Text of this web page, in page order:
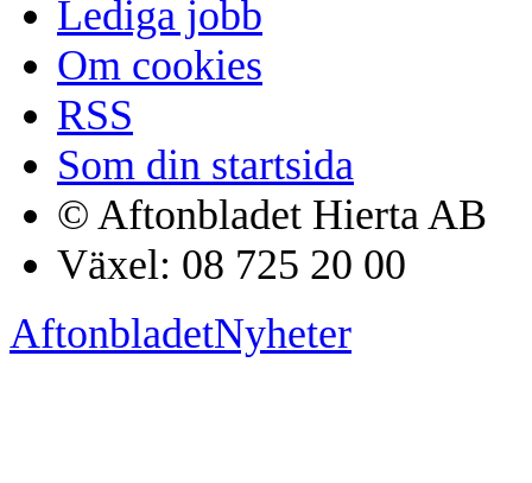
Lediga jobb
Om cookies
RSS
Som din startsida
© Aftonbladet Hierta AB
Växel: 08 725 20 00
AftonbladetNyheter